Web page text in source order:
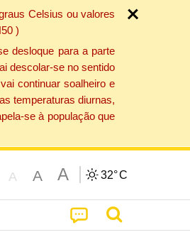
Celsius ou valores
)
desloque para a parte
descolar-se no sentido
continuar soalheiro e
temperaturas diurnas,
se à população que
A A A 32°C